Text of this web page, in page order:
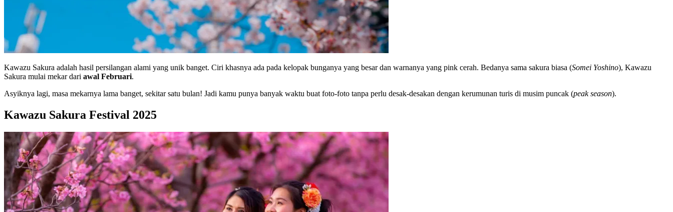
Kawazu Sakura adalah hasil persilangan alami yang unik banget. Ciri khasnya ada pada kelopak bunganya yang besar dan warnanya yang pink cerah. Bedanya sama sakura biasa (Somei Yoshino), Kawazu
Sakura mulai mekar dari awal Februari.
Asyiknya lagi, masa mekarnya lama banget, sekitar satu bulan! Jadi kamu punya banyak waktu buat foto-foto tanpa perlu desak-desakan dengan kerumunan turis di musim puncak (peak season).
Kawazu Sakura Festival 2025